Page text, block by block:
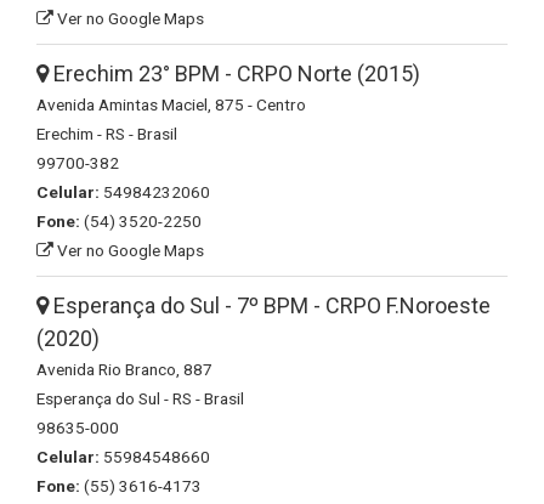
Ver no Google Maps
Erechim 23° BPM - CRPO Norte (2015)
Avenida Amintas Maciel, 875 - Centro
Erechim - RS - Brasil
99700-382
Celular: 54984232060
Fone: (54) 3520-2250
Ver no Google Maps
Esperança do Sul - 7º BPM - CRPO F.Noroeste
(2020)
Avenida Rio Branco, 887
Esperança do Sul - RS - Brasil
98635-000
Celular: 55984548660
Fone: (55) 3616-4173